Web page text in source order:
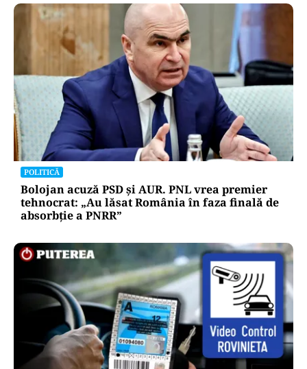
POLITICĂ
Bolojan acuză PSD și AUR. PNL vrea premier
tehnocrat: „Au lăsat România în faza finală de
absorbţie a PNRR”